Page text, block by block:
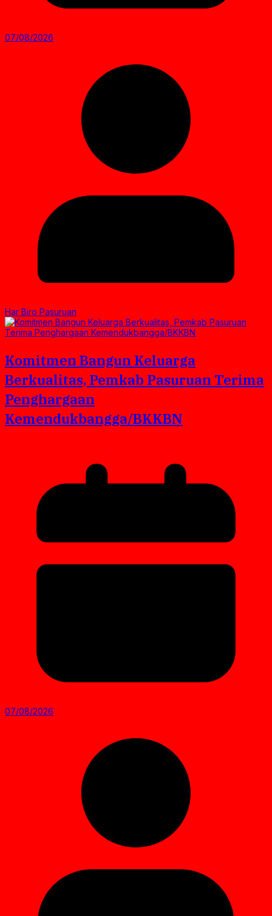
07/08/2026
Har Biro Pasuruan
Komitmen Bangun Keluarga
Berkualitas, Pemkab Pasuruan Terima
Penghargaan
Kemendukbangga/BKKBN
07/08/2026